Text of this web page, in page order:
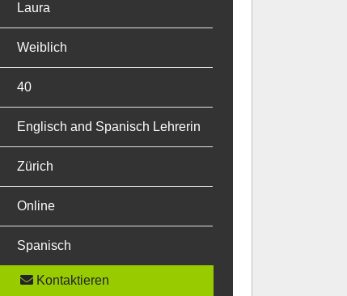
Laura
Weiblich
40
Englisch and Spanisch Lehrerin
Zürich
Online
Spanisch
Kontaktieren